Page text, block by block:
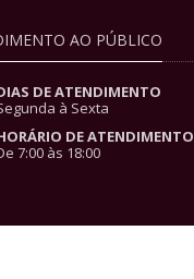
AO PÚBLICO
DE ATENDIMENTO
à Sexta
DE ATENDIMENTO
7:00 às 18:00